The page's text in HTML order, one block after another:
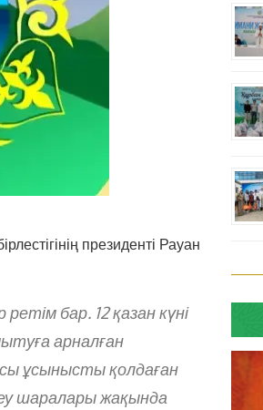
президенті Рауан
бар. 12 қазан күні
арналған
ұсынысты қолдаған
шаралары жақында